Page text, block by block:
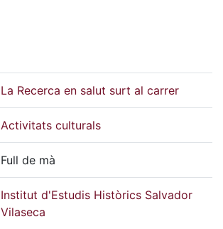
La Recerca en salut surt al carrer
Activitats culturals
Full de mà
Institut d'Estudis Històrics Salvador
Vilaseca